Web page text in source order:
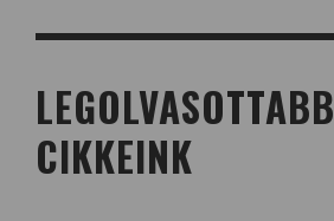
LEGOLVASOTTABB
CIKKEINK